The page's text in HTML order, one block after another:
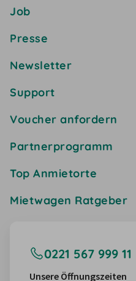
Job
Presse
Newsletter
Support
Voucher anfordern
Partnerprogramm
Top Anmietorte
Mietwagen Ratgeber
0221 567 999 11
Unsere Öffnungszeiten